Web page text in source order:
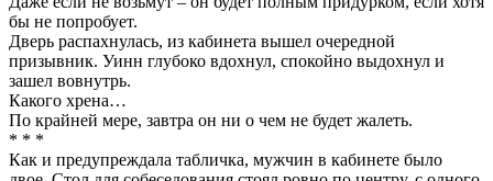
бы не попробует.
Дверь распахнулась, из кабинета вышел очередной
призывник. Уинн глубоко вдохнул, спокойно выдохнул и
зашел вовнутрь.
Какого хрена…
По крайней мере, завтра он ни о чем не будет жалеть.
* * *
Как и предупреждала табличка, мужчин в кабинете было